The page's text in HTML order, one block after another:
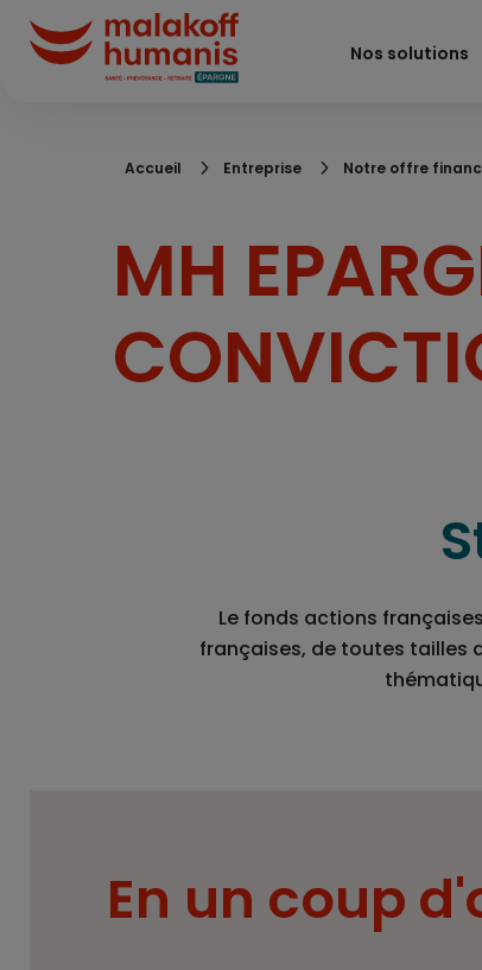
Aller
contenu
Nos solutions
Fil
Accueil Entreprise Notre offre
MH
Le fonds actions
françaises, de toutes tailles
En un coup